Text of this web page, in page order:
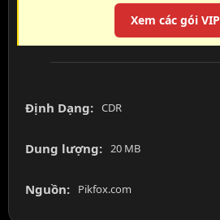
Xem các gói VIP
Định Dạng: CDR
Dung lượng: 20 MB
Nguồn: Pikfox.com